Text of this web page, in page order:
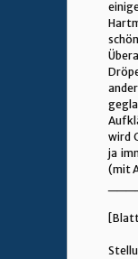
wird
ja
(mit